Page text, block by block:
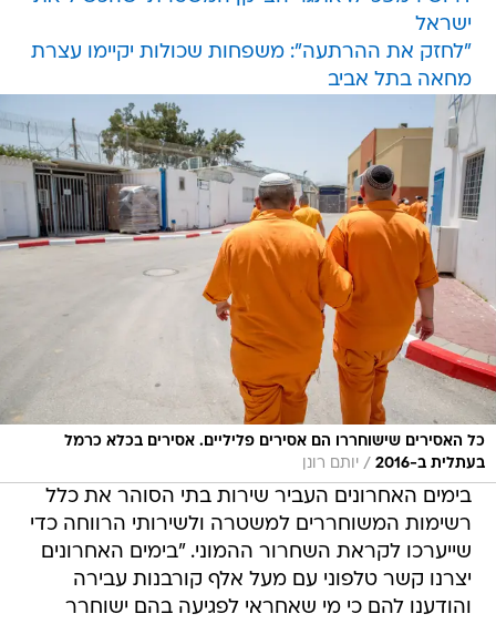
ישראל
"לחזק את ההרתעה": משפחות שכולות יקיימו עצרת
מחאה בתל אביב
כל האסירים שישוחררו הם אסירים פליליים. אסירים בכלא כרמל
בעתלית ב-2016
/ יותם רונן
בימים האחרונים העביר שירות בתי הסוהר את כלל
רשימות המשוחררים למשטרה ולשירותי הרווחה כדי
שייערכו לקראת השחרור ההמוני. "בימים האחרונים
יצרנו קשר טלפוני עם מעל אלף קורבנות עבירה
והודענו להם כי מי שאחראי לפגיעה בהם ישוחרר